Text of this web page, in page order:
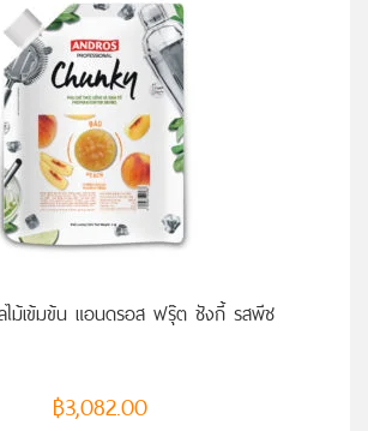
ม้เข้มข้น แอนดรอส ฟรุ๊ต ชังกี้ รสพีช
฿3,082.00